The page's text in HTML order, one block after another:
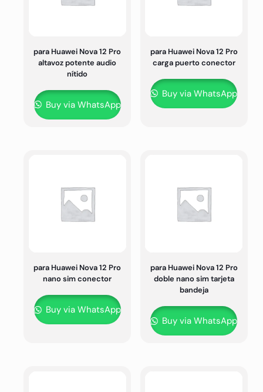
para Huawei Nova 12 Pro
altavoz potente audio
nítido
Buy via WhatsApp
para Huawei Nova 12 Pro
carga puerto conector
Buy via WhatsApp
para Huawei Nova 12 Pro
nano sim conector
Buy via WhatsApp
para Huawei Nova 12 Pro
doble nano sim tarjeta
bandeja
Buy via WhatsApp